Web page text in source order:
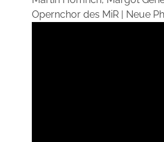
Opernchor des MiR | Neue